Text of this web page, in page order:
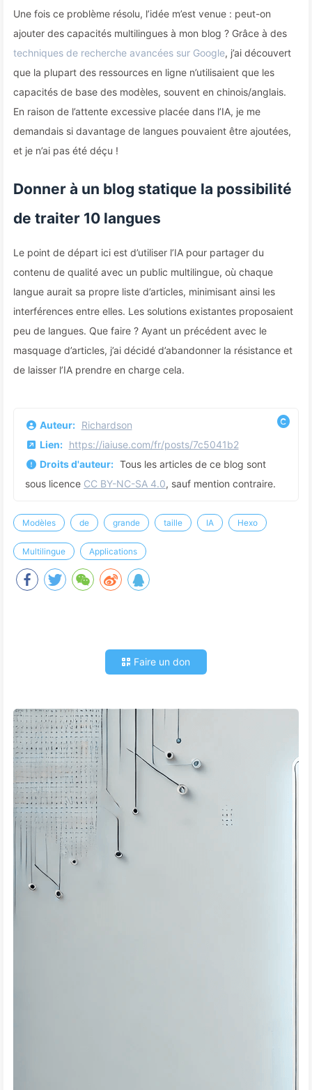
Une fois ce problème résolu, l’idée m’est venue : peut-on
ajouter des capacités multilingues à mon blog ? Grâce à des
techniques de recherche avancées sur Google, j’ai découvert
que la plupart des ressources en ligne n’utilisaient que les
capacités de base des modèles, souvent en chinois/anglais.
En raison de l’attente excessive placée dans l’IA, je me
demandais si davantage de langues pouvaient être ajoutées,
et je n’ai pas été déçu !
Donner à un blog statique la possibilité
de traiter 10 langues
Le point de départ ici est d’utiliser l’IA pour partager du
contenu de qualité avec un public multilingue, où chaque
langue aurait sa propre liste d’articles, minimisant ainsi les
interférences entre elles. Les solutions existantes proposaient
peu de langues. Que faire ? Ayant un précédent avec le
masquage d’articles, j’ai décidé d’abandonner la résistance et
de laisser l’IA prendre en charge cela.
Auteur: Richardson
Lien: https://iaiuse.com/fr/posts/7c5041b2
Droits d'auteur: Tous les articles de ce blog sont
sous licence CC BY-NC-SA 4.0, sauf mention contraire.
Modèles de grande taille IA Hexo
Multilingue Applications
Faire un don